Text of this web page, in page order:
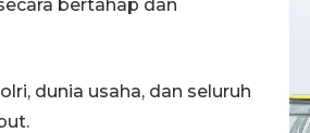
bertahap dan
dunia usaha, dan seluruh